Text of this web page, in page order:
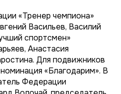
«Тренер чемпиона»
Васильев, Василий
спортсмен»
Анастасия
Для подвижников
«Благодарим». В
Федерации